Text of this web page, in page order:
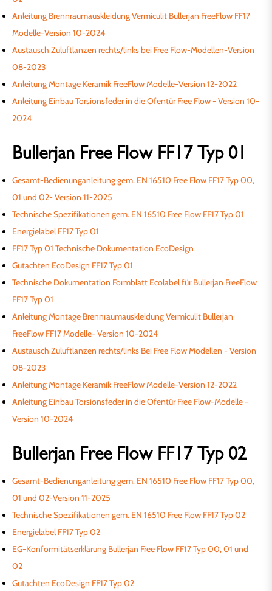
Anleitung Brennraumauskleidung Vermiculit Bullerjan FreeFlow FF17
Modelle-Version 10-2024
Austausch Zuluftlanzen rechts/links bei Free Flow-Modellen-Version
08-2023
Anleitung Montage Keramik FreeFlow Modelle-Version 12-2022
Anleitung Einbau Torsionsfeder in die Ofentür Free Flow - Version 10-
2024
Bullerjan Free Flow FF17 Typ 01
Gesamt-Bedienunganleitung gem. EN 16510 Free Flow FF17 Typ 00,
01 und 02- Version 11-2025
Technische Spezifikationen gem. EN 16510 Free Flow FF17 Typ 01
Energielabel FF17 Typ 01
FF17 Typ 01 Technische Dokumentation EcoDesign
Gutachten EcoDesign FF17 Typ 01
Technische Dokumentation Formblatt Ecolabel für Bullerjan FreeFlow
FF17 Typ 01
Anleitung Montage Brennraumauskleidung Vermiculit Bullerjan
FreeFlow FF17 Modelle- Version 10-2024
Austausch Zuluftlanzen rechts/links Bei Free Flow Modellen - Version
08-2023
Anleitung Montage Keramik FreeFlow Modelle-Version 12-2022
Anleitung Einbau Torsionsfeder in die Ofentür Free Flow-Modelle -
Version 10-2024
Bullerjan Free Flow FF17 Typ 02
Gesamt-Bedienunganleitung gem. EN 16510 Free Flow FF17 Typ 00,
01 und 02-Version 11-2025
Technische Spezifikationen gem. EN 16510 Free Flow FF17 Typ 02
Energielabel FF17 Typ 02
EG-Konformitätserklärung Bullerjan Free Flow FF17 Typ 00, 01 und
02
Gutachten EcoDesign FF17 Typ 02